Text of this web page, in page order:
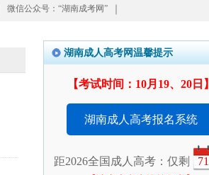
微信公众号：“湖南成考网”
湖南成人高考网温馨提示
【考试时间：10月19、20日】
湖南成人高考报名系统
距2026全国成人高考：仅剩 71